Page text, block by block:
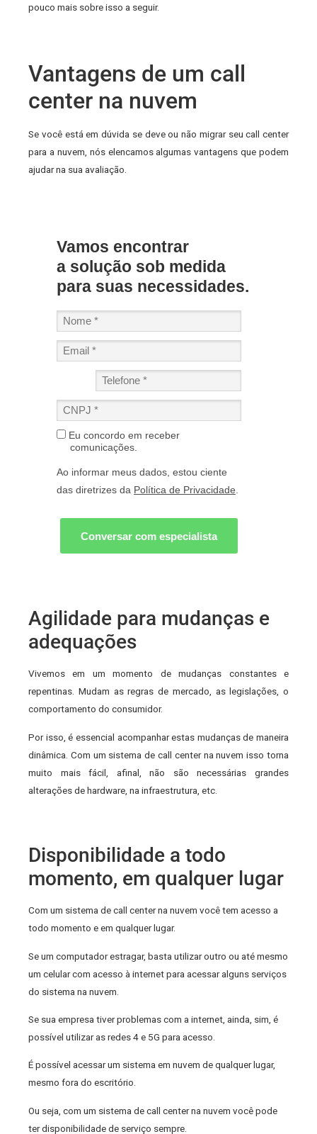
pouco mais sobre isso a seguir.
Vantagens de um call
center na nuvem
Se você está em dúvida se deve ou não migrar seu call center
para a nuvem, nós elencamos algumas vantagens que podem
ajudar na sua avaliação.
Vamos encontrar
a solução sob medida
para suas necessidades.
Eu concordo em receber
comunicações.
Ao informar meus dados, estou ciente
das diretrizes da Política de Privacidade.
Conversar com especialista
Agilidade para mudanças e
adequações
Vivemos em um momento de mudanças constantes e
repentinas. Mudam as regras de mercado, as legislações, o
comportamento do consumidor.
Por isso, é essencial acompanhar estas mudanças de maneira
dinâmica. Com um sistema de call center na nuvem isso torna
muito mais fácil, afinal, não são necessárias grandes
alterações de hardware, na infraestrutura, etc.
Disponibilidade a todo
momento, em qualquer lugar
Com um sistema de call center na nuvem você tem acesso a
todo momento e em qualquer lugar.
Se um computador estragar, basta utilizar outro ou até mesmo
um celular com acesso à internet para acessar alguns serviços
do sistema na nuvem.
Se sua empresa tiver problemas com a internet, ainda, sim, é
possível utilizar as redes 4 e 5G para acesso.
É possível acessar um sistema em nuvem de qualquer lugar,
mesmo fora do escritório.
Ou seja, com um sistema de call center na nuvem você pode
ter disponibilidade de serviço sempre.